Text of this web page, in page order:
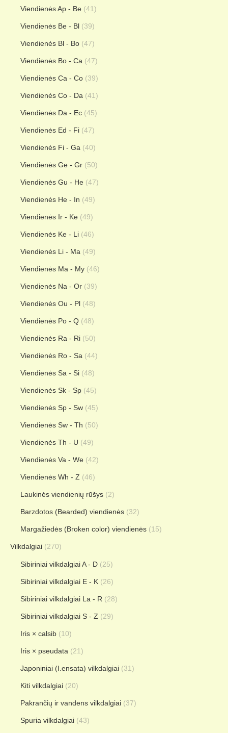
Viendienės Ap - Be (41)
Viendienės Be - Bl (39)
Viendienės Bl - Bo (47)
Viendienės Bo - Ca (47)
Viendienės Ca - Co (39)
Viendienės Co - Da (41)
Viendienės Da - Ec (45)
Viendienės Ed - Fi (47)
Viendienės Fi - Ga (40)
Viendienės Ge - Gr (50)
Viendienės Gu - He (47)
Viendienės He - In (49)
Viendienės Ir - Ke (49)
Viendienės Ke - Li (46)
Viendienės Li - Ma (49)
Viendienės Ma - My (46)
Viendienės Na - Or (39)
Viendienės Ou - Pl (48)
Viendienės Po - Q (48)
Viendienės Ra - Ri (50)
Viendienės Ro - Sa (44)
Viendienės Sa - Si (48)
Viendienės Sk - Sp (45)
Viendienės Sp - Sw (45)
Viendienės Sw - Th (50)
Viendienės Th - U (49)
Viendienės Va - We (42)
Viendienės Wh - Z (46)
Laukinės viendienių rūšys (2)
Barzdotos (Bearded) viendienės (32)
Margažiedės (Broken color) viendienės (15)
Vilkdalgiai (270)
Sibiriniai vilkdalgiai A - D (25)
Sibiriniai vilkdalgiai E - K (26)
Sibiriniai vilkdalgiai La - R (28)
Sibiriniai vilkdalgiai S - Z (29)
Iris × calsib (10)
Iris × pseudata (21)
Japoniniai (I.ensata) vilkdalgiai (31)
Kiti vilkdalgiai (20)
Pakrančių ir vandens vilkdalgiai (37)
Spuria vilkdalgiai (43)